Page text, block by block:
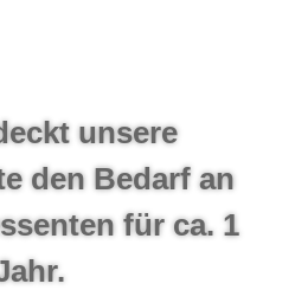
unsere
den Bedarf an
für ca. 1